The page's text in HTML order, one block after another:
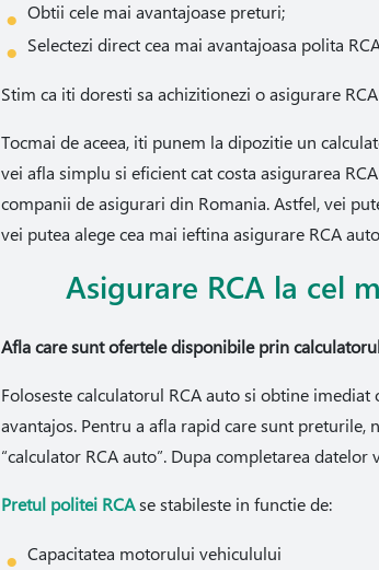
Obtii cele mai avantajoase preturi;
Selectezi direct cea mai avantajoasa polita
Stim ca iti doresti sa achizitionezi o asigurare
Tocmai de aceea, iti punem la dipozitie un
vei afla simplu si eficient cat costa asigurarea
companii de asigurari din Romania. Astfel, vei
vei putea alege cea mai ieftina asigurare RCA
Asigurare RCA la cel
Afla care sunt ofertele disponibile prin
Foloseste calculatorul RCA auto si obtine imediat
avantajos. Pentru a afla rapid care sunt preturile,
“calculator RCA auto”. Dupa completarea
Pretul politei RCAse stabileste in functie de:
Capacitatea motorului vehiculului